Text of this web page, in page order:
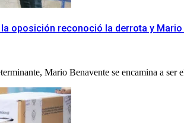
oposición reconoció la derrota y Mario
Mario Benavente se encamina a